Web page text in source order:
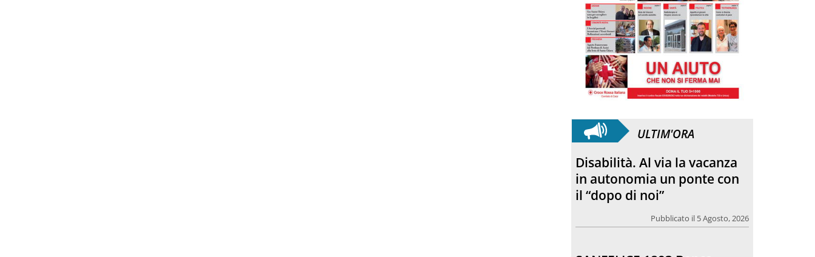
ULTIM'ORA
SANFELICE 1893 Banca
Popolare. Con il bilancio di
Sostenibilità 2025 meno
carta, meno emissioni, più
valore per il territorio